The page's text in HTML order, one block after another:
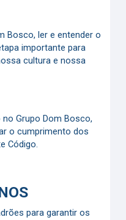
Bosco, ler e entender o
importante para
cultura e nossa
Grupo Dom Bosco,
o cumprimento dos
Código.
para garantir os